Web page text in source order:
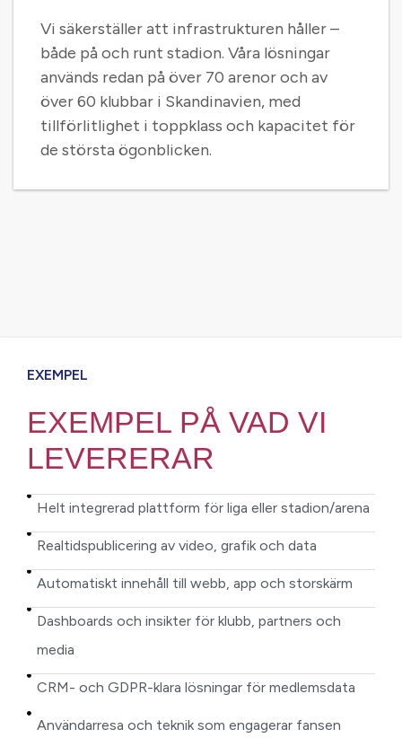
Vi säkerställer att infrastrukturen håller –
både på och runt stadion. Våra lösningar
används redan på över 70 arenor och av
över 60 klubbar i Skandinavien, med
tillförlitlighet i toppklass och kapacitet för
de största ögonblicken.
EXEMPEL
EXEMPEL PÅ VAD VI
LEVERERAR
Helt integrerad plattform för liga eller stadion/arena
Realtidspublicering av video, grafik och data
Automatiskt innehåll till webb, app och storskärm
Dashboards och insikter för klubb, partners och
media
CRM- och GDPR-klara lösningar för medlemsdata
Användarresa och teknik som engagerar fansen